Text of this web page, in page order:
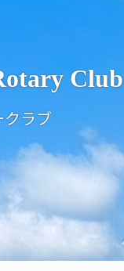
Club
クラブ